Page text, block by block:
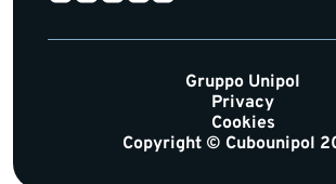
Gruppo Unipol
Privacy
Cookies
Copyright © Cubounipol